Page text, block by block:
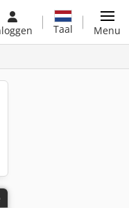
Taal Menu